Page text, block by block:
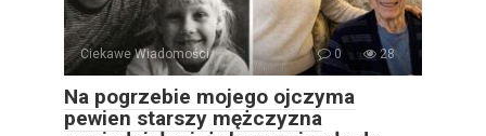
Ciekawe Wiadomości 0 28
Na pogrzebie mojego ojczyma
pewien starszy mężczyzna